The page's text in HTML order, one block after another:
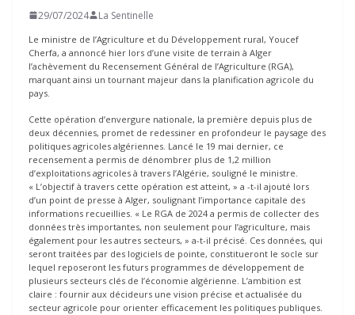
29/07/2024 La Sentinelle
Le ministre de l’Agriculture et du Développement rural, Youcef
Cherfa, a annoncé hier lors d’une visite de terrain à Alger
l’achèvement du Recensement Général de l’Agriculture (RGA),
marquant ainsi un tournant majeur dans la planification agricole du
pays.
Cette opération d’envergure nationale, la première depuis plus de
deux décennies, promet de redessiner en profondeur le paysage des
politiques agricoles algériennes. Lancé le 19 mai dernier, ce
recensement a permis de dénombrer plus de 1,2 million
d’exploitations agricoles à travers l’Algérie, souligné le ministre.
« L’objectif à travers cette opération est atteint, » a -t-il ajouté lors
d’un point de presse à Alger, soulignant l’importance capitale des
informations recueillies. « Le RGA de 2024 a permis de collecter des
données très importantes, non seulement pour l’agriculture, mais
également pour les autres secteurs, » a-t-il précisé. Ces données, qui
seront traitées par des logiciels de pointe, constitueront le socle sur
lequel reposeront les futurs programmes de développement de
plusieurs secteurs clés de l’économie algérienne. L’ambition est
claire : fournir aux décideurs une vision précise et actualisée du
secteur agricole pour orienter efficacement les politiques publiques.